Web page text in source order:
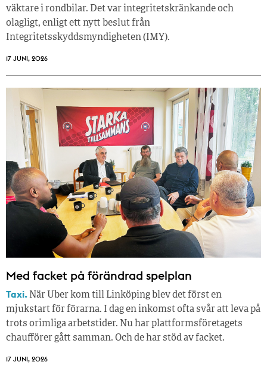
väktare i rondbilar. Det var integritetskränkande och
olagligt, enligt ett nytt beslut från
Integritetsskyddsmyndigheten (IMY).
17 JUNI, 2026
Med facket på förändrad spelplan
Taxi. När Uber kom till Linköping blev det först en
mjukstart för förarna. I dag en inkomst ofta svår att leva på
trots orimliga arbetstider. Nu har plattformsföretagets
chaufförer gått samman. Och de har stöd av facket.
17 JUNI, 2026